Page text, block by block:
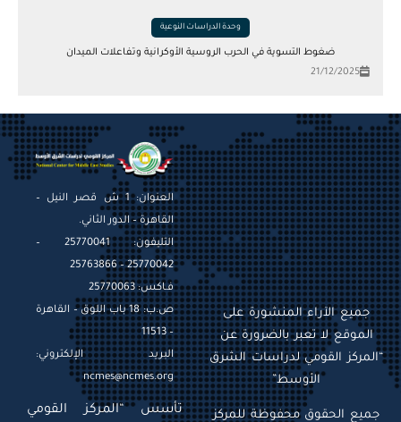
وحدة الدراسات النوعية
ضغوط التسوية في الحرب الروسية الأوكرانية وتفاعلات الميدان
21/12/2025
العنوان: 1 ش قصر النيل –
القاهرة – الدور الثاني.
التليفون: 25770041 –
25770042 – 25763866
فـاكس: 25770063
ص.ب: 18 باب اللوق – القاهرة
– 11513
البريد الإلكتروني:
ncmes@ncmes.org
تأسس “المركز القومي
جميع الآراء المنشورة على
الموقع لا تعبر بالضرورة عن
“المركز القومي لدراسات الشرق
الأوسط”
جميع الحقوق محفوظة للمركز